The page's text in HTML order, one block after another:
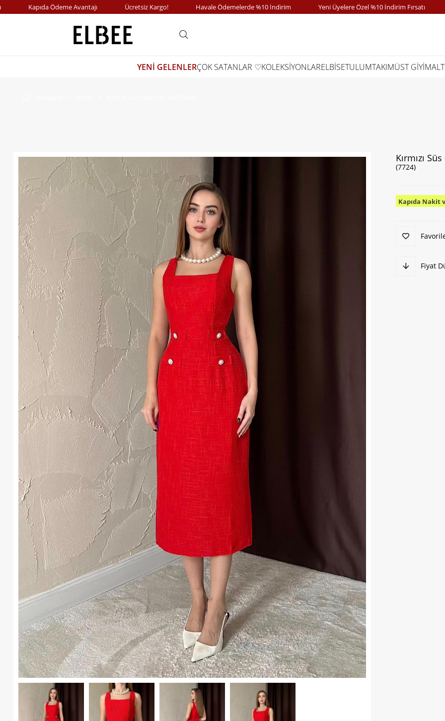
Kapıda Ödeme Avantajı Ücretsiz Kargo! Havale Ödemelerde %10 İndirim Yeni Üyelere Özel %10 İndirim Fırsatı
YENİ GELENLERÇOK SATANLAR ♡KOLEKSİYONLARELBİSETULUMTAKIMÜST GİYİM
Kırmızı
(7724)
Kapıda Nakit
Fiyat